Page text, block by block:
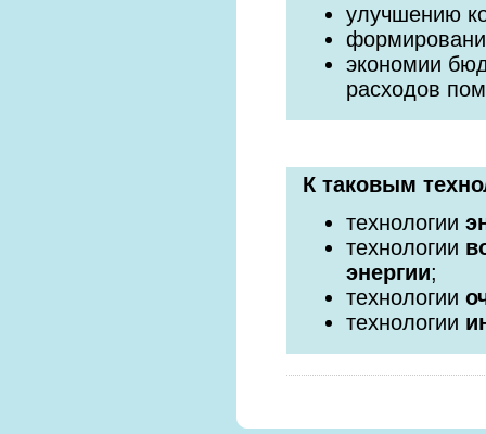
улучшению
экономии
расходов
К таковым
технологии
технологии
энергии;
технологии
технологии